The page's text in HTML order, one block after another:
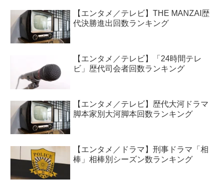
【エンタメ／テレビ】THE MANZAI歴
代決勝進出回数ランキング
【エンタメ／テレビ】「24時間テレ
ビ」歴代司会者回数ランキング
【エンタメ／テレビ】歴代大河ドラマ
脚本家別大河脚本回数ランキング
【エンタメ／ドラマ】刑事ドラマ「相
棒」相棒別シーズン数ランキング